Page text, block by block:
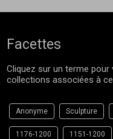
Facettes
Cliquez sur un terme
collections associées à ce
Anonyme Sculpture
1176-1200 1151-1200